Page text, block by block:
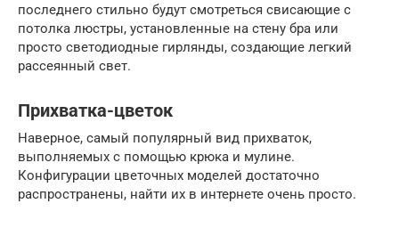
последнего стильно будут смотреться свисающие с
потолка люстры, установленные на стену бра или
просто светодиодные гирлянды, создающие легкий
рассеянный свет.
Прихватка-цветок
Наверное, самый популярный вид прихваток,
выполняемых с помощью крюка и мулине.
Конфигурации цветочных моделей достаточно
распространены, найти их в интернете очень просто.